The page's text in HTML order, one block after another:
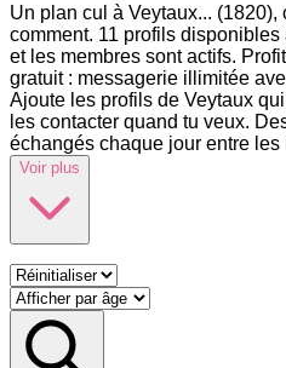
Un plan cul à Veytaux... (1820),
comment. 11 profils
et les membres sont actifs.
gratuit : messagerie illimitée
Ajoute les profils de Veytaux
les contacter quand tu veux.
échangés chaque jour entre les
Voir plus